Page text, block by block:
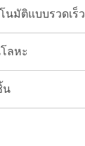
นมัติแบบรวดเร็ว
ลหะ
น